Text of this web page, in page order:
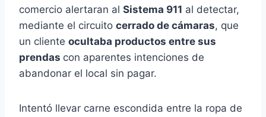
comercio alertaran al Sistema 911 al detectar,
mediante el circuito cerrado de cámaras, que
un cliente ocultaba productos entre sus
prendas con aparentes intenciones de
abandonar el local sin pagar.
Intentó llevar carne escondida entre la ropa de